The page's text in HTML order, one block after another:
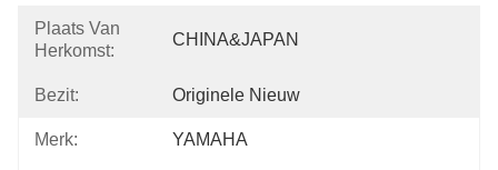
Plaats Van
Herkomst:
CHINA&JAPAN
Bezit: Originele Nieuw
Merk: YAMAHA